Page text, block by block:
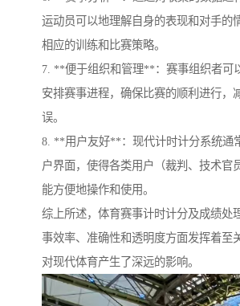
运动员可以地理解自身的表现和对手的
相应的训练和比赛策略。
7. **便于组织和管理**：赛事组织者可
安排赛事进程，确保比赛的顺利进行，
误。
8. **用户友好**：现代计时计分系统通
户界面，使得各类用户（裁判、技术官
能方便地操作和使用。
综上所述，体育赛事计时计分及成绩处
事效率、准确性和透明度方面发挥着至
对现代体育产生了深远的影响。